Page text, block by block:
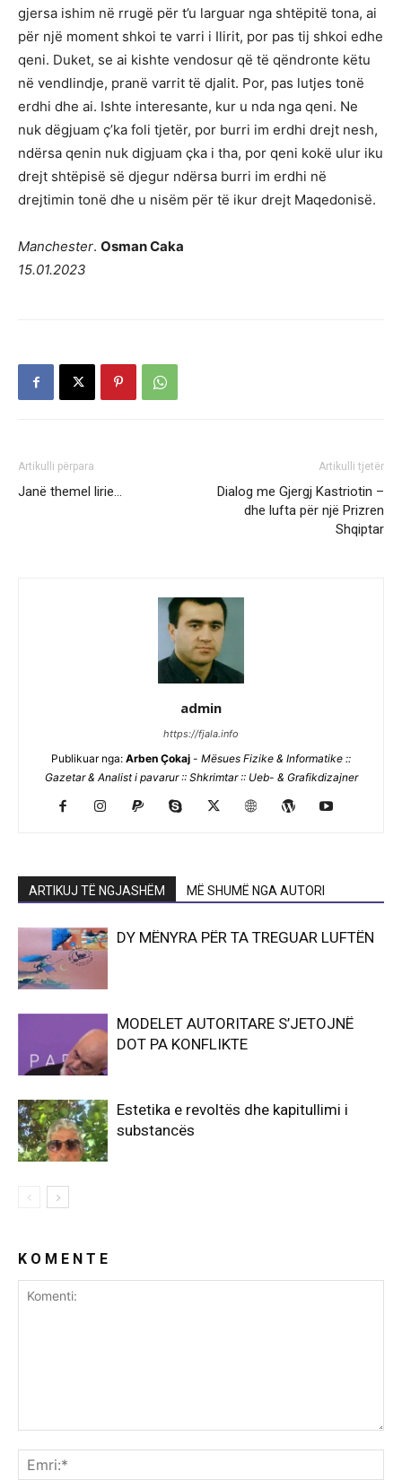
gjersa ishim në rrugë për t’u larguar nga shtëpitë tona, ai
për një moment shkoi te varri i Ilirit, por pas tij shkoi edhe
qeni. Duket, se ai kishte vendosur që të qëndronte këtu
në vendlindje, pranë varrit të djalit. Por, pas lutjes tonë
erdhi dhe ai. Ishte interesante, kur u nda nga qeni. Ne
nuk dëgjuam ç’ka foli tjetër, por burri im erdhi drejt nesh,
ndërsa qenin nuk digjuam çka i tha, por qeni kokë ulur iku
drejt shtëpisë së djegur ndërsa burri im erdhi në
drejtimin tonë dhe u nisëm për të ikur drejt Maqedonisë.
Manchester. Osman Caka
15.01.2023
Artikulli përpara
Janë themel lirie…
Artikulli tjetër
Dialog me Gjergj Kastriotin –
dhe lufta për një Prizren
Shqiptar
admin
https://fjala.info
Publikuar nga: Arben Çokaj - Mësues Fizike & Informatike ::
Gazetar & Analist i pavarur :: Shkrimtar :: Ueb- & Grafikdizajner
ARTIKUJ TË NGJASHËM MË SHUMË NGA AUTORI
DY MËNYRA PËR TA TREGUAR LUFTËN
MODELET AUTORITARE S’JETOJNË
DOT PA KONFLIKTE
Estetika e revoltës dhe kapitullimi i
substancës
K O M E N T E